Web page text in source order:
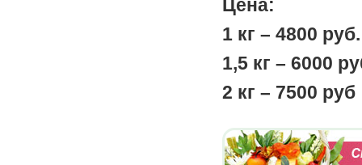
Цена:
1 кг – 4800 руб.
1,5 кг – 6000
2 кг – 7500 руб